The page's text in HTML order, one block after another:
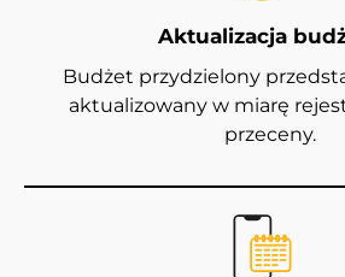
Aktualizacja
Budżet przydzielony
aktualizowany w miarę
przeceny.